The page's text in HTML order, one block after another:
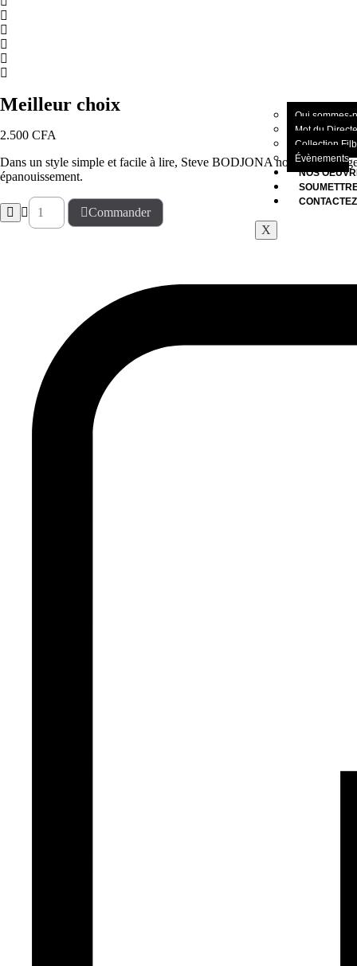
Qui sommes-
Mot du
Collection
Évènements
NOS
CONTACTEZ
X
Meilleur choix
2.500 CFA
Dans un style simple et facile à lire, Steve BODJONA nous fait
épanouissement.
Commander